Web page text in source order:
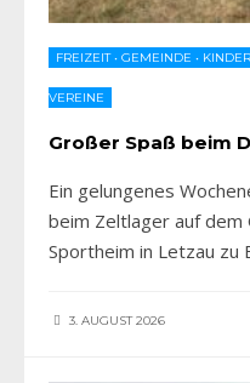
FREIZEIT• GEMEINDE •
VEREINE
Großer Spaß beim
Ein gelungenes
beim Zeltlager auf dem
Sportheim in Letzau zu
3. AUGUST 2026